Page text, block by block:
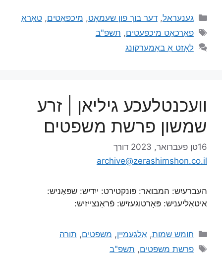
גענעראל,דער בוך פון שעמאָט, מיכפּאַטים,טאָראַ
פּאַרכאַט מיכפּעטים, תשפ"ב
לאָזט אַ באַמערקונג
וועכנטלעכע גיליאן | זרע
שמשון פרשת משפטים
16טן פעברואר, 2023
דורך
archive@zerashimshon.co.il
העברעיִש: המבואר: פּונקטירט: ייִדיש: שפּאַניש:
איטאַליעניש: פּאָרטוגעזיש: פֿראַנצייזיש:
חומש שמות, אַלגעמיין, משפטים, תורה
פרשת משפטים, תשפ"ב